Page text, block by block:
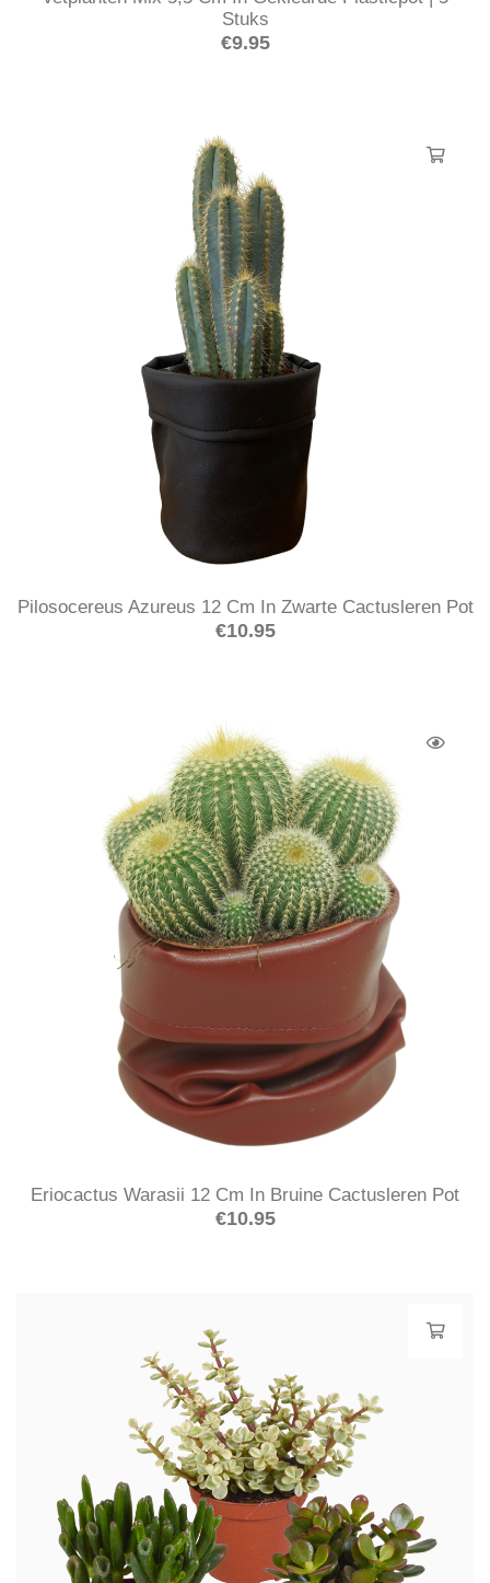
Stuks
€9.95
Pilosocereus Azureus 12 Cm In Zwarte Cactusleren Pot
€10.95
Eriocactus Warasii 12 Cm In Bruine Cactusleren Pot
€10.95